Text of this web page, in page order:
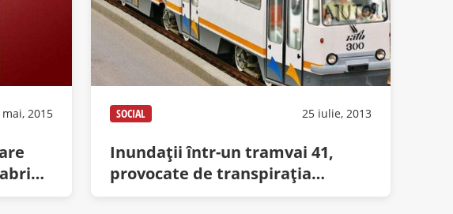
mai, 2015 SOCIAL 25 iulie, 2013
Inundaţii într-un tramvai 41,
provocate de transpiraţia
călătorilor! Zeci de persoane